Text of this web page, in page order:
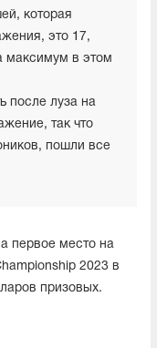
которая
это 17,
максимум в этом
после луза на
так что
пошли все
первое место на
2023 в
призовых.